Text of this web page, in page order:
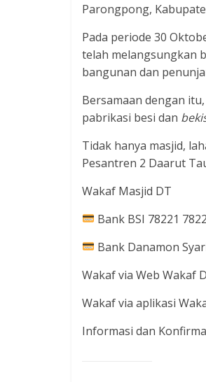
Parongpong,
Pada periode 30
telah melangsungkan
bangunan dan
Bersamaan dengan
pabrikasi besi dan
Tidak hanya masjid,
Pesantren 2 Daarut
Wakaf Masjid DT
Bank BSI 78221
Bank Danamon
Wakaf via Web Wakaf
Wakaf via aplikasi
Informasi dan